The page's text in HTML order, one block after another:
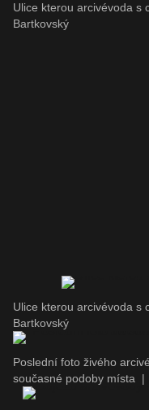
Ulice kterou arcivévoda s
Bartkovský
Ulice kterou arcivévoda s
Bartkovský
Poslední foto živého
současné podoby místa
|